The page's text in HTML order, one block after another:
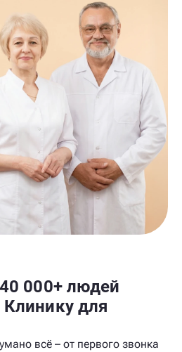
000+ людей
для
всё – от первого звонка